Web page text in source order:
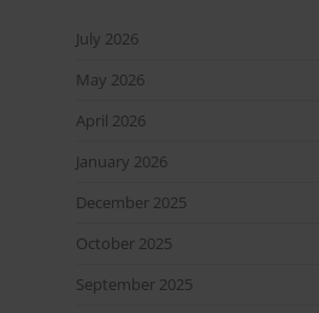
July 2026
May 2026
April 2026
January 2026
December 2025
October 2025
September 2025